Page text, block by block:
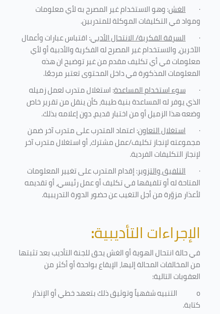
· الغش: وهو الاستخدام غير المصرح به لأي معلومات
ومواد في التكليفاتالموكلة للمتدربين.
· السرقة الفكرية/ الانتحال الأدبي: اقتباس عبارات وأعمال
الآخرين، والاستخدام غير المصرح له الفكرية والأدبية أو لأي
معلومات في أي تكليف مقدم من غير توضيح ان هذه
المعلومات المذكورة في داخل المحتوى تعتبر مرجعًا.
· سوء استخدام المساعدة: استغلال متدرب لعمل زميله
الذي يوفر له المساعدة بنية طيبة، كأن ينقل من تقرير خاص
وضعه هذا الزميل أو من اختبار قديم، دون إعلامه بذلك.
· استغلال التعاون: اعتماد المتدرب على متدرب آخر ضمن
مجموعته لإنجاز تكليف/عمل مشترك، أو استغلال متدرب آخر
لإنجاز التكليفات الفردية.
· التلفيق والتزوير: إقدام المتدرب على تغيير المعلومات
المتاحة له أو تلفيقها في تكليف أو عمل رئيسي، أو تقديمه
لأعذار مزوّرة من أجل التغيب عن حضور الدورة التدريبية.
الإجراءات التأديبية:
في حالة انتحال الهوية أو الغش يحق للجنة التأديب بعد تثبتها
من المخالفات المحالة إليها، الإيقاع بواحدة أو أكثر من
العقوبات التالية:
o
التنبيه شفهياً وتوثيق ذلك بتعهد خطي أو الإنذار
كتابة.